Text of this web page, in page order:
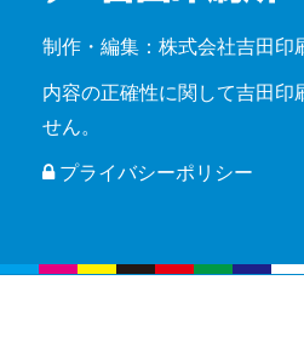
制作・編集：株式会社吉田印
内容の正確性に関して吉田印
せん。
プライバシーポリシー